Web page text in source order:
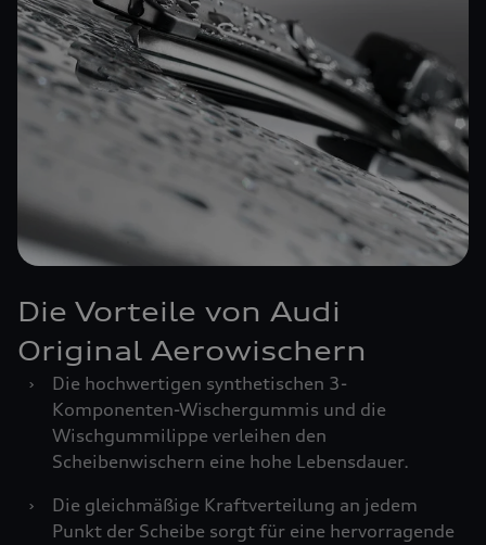
Die Vorteile von Audi
Original Aerowischern
›
Die hochwertigen synthetischen 3-
Komponenten-Wischergummis und die
Wischgummilippe verleihen den
Scheibenwischern eine hohe Lebensdauer.
›
Die gleichmäßige Kraftverteilung an jedem
Punkt der Scheibe sorgt für eine hervorragende